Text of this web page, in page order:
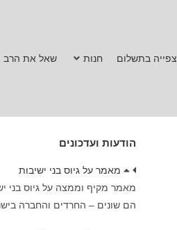
צפייה בתשלום חנות שאל את הרב
הודעות ועדכונים
מאמר על גיוס בני ישיבות
מאמר מקיף וממצה על גיוס בני
הם שונים – החרדים והחברה